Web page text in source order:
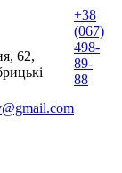
62,
+38
(067)
498-
89-
88